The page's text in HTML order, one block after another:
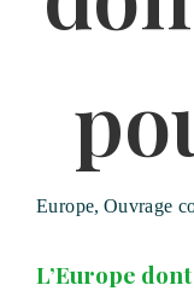
Europe, Ouvrage
L’Europe